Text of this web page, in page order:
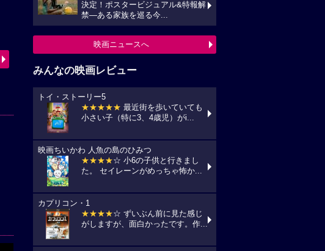
決定！ポスタービジュアル&特報解
禁―ある家族を巡る今...
映画ニュースへ
みんなの映画レビュー
トイ・ストーリー5
★★★★★ 最近街を歩いていても
小さい子（特に3、4歳児）がi...
映画ちいかわ 人魚の島のひみつ
★★★★☆ 小6の子供と行きまし
た。 セイレーンがめっちゃ怖か...
カプリコン・1
★★★★☆ ずいぶん前に見た感じ
がしますが、面白かったです。作...